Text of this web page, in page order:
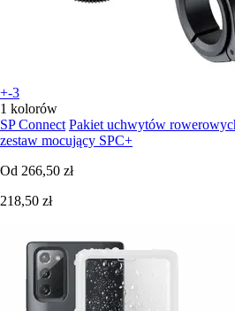
+-3
1 kolorów
SP Connect Pakiet uchwytów
zestaw mocujący SPC+
Od 266,50 zł
218,50 zł